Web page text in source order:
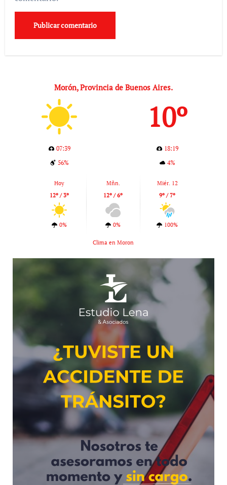
Morón, Provincia de Buenos Aires.
10º
07:39
18:19
56%
4%
Hoy
12º / 3º
0%
Mñn.
12º / 6º
0%
Miér. 12
9º / 7º
100%
Clima en Moron